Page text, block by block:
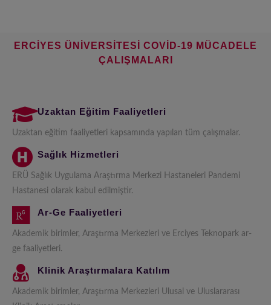
ERCİYES ÜNİVERSİTESİ COVİD-19 MÜCADELE
ÇALIŞMALARI
Uzaktan Eğitim Faaliyetleri
Uzaktan eğitim faaliyetleri kapsamında yapılan tüm çalışmalar.
Sağlık Hizmetleri
ERÜ Sağlık Uygulama Araştırma Merkezi Hastaneleri Pandemi
Hastanesi olarak kabul edilmiştir.
Ar-Ge Faaliyetleri
Akademik birimler, Araştırma Merkezleri ve Erciyes Teknopark ar-
ge faaliyetleri.
Klinik Araştırmalara Katılım
Akademik birimler, Araştırma Merkezleri Ulusal ve Uluslararası